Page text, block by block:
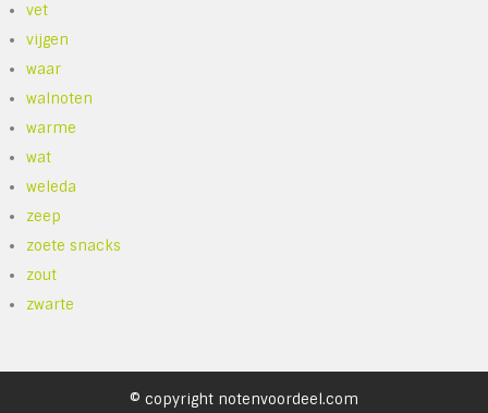
vet
vijgen
waar
walnoten
warme
wat
weleda
zeep
zoete snacks
zout
zwarte
© copyright notenvoordeel.com